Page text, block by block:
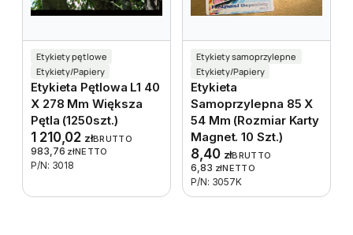
Etykiety pętlowe
Etykiety/Papiery
Etykieta Pętlowa L1 40
X 278 Mm Większa
Pętla (1250szt.)
1 210,02 złBRUTTO
983,76 złNETTO
P/N: 3018
Etykiety samoprzylepne
Etykiety/Papiery
Etykieta
Samoprzylepna 85 X
54 Mm (rozmiar Karty
Magnet. 10 Szt.)
8,40 złBRUTTO
6,83 złNETTO
P/N: 3057K